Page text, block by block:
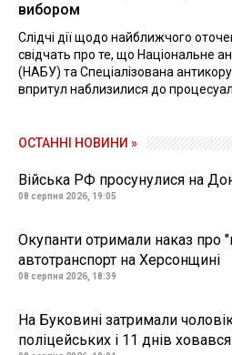
вибором
Слідчі дії щодо найближчого
свідчать про те, що Національне
(НАБУ) та Спеціалізована
впритул наблизилися до
ОСТАННІ НОВИНИ »
Війська РФ просунулися на
08 серпня 2026, 19:05
Окупанти отримали наказ про
автотранспорт на Херсонщині
08 серпня 2026, 18:39
На Буковині затримали
поліцейських і 11 днів ховався